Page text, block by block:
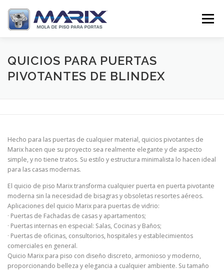
para
Menu
SOBRE PRODUTOS TV MARIX
QUICIOS PARA PUERTAS
PIVOTANTES DE BLINDEX
Hecho para las puertas de cualquier material, quicios pivotantes de
Marix hacen que su proyecto sea realmente elegante y de aspecto
simple, y no tiene tratos. Su estilo y estructura minimalista lo hacen ideal
para las casas modernas.
El quicio de piso Marix transforma cualquier puerta en puerta pivotante
moderna sin la necesidad de bisagras y obsoletas resortes aéreos.
Aplicaciones del quicio Marix para puertas de vidrio:
· Puertas de Fachadas de casas y apartamentos;
· Puertas internas en especial: Salas, Cocinas y Baños;
· Puertas de oficinas, consultorios, hospitales y establecimientos
comerciales en general.
Quicio Marix para piso con diseño discreto, armonioso y moderno,
proporcionando belleza y elegancia a cualquier ambiente. Su tamaño